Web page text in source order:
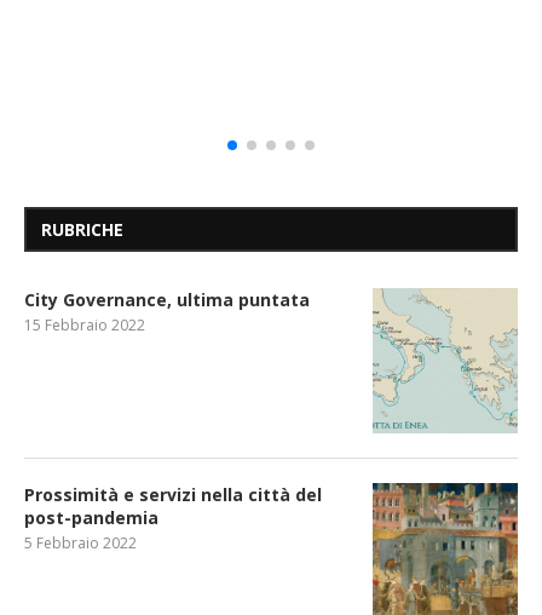
RUBRICHE
City Governance, ultima puntata
15 Febbraio 2022
Prossimità e servizi nella città del
post-pandemia
5 Febbraio 2022